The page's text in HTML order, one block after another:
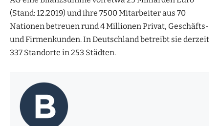
(Stand: 12.2019) und ihre 7500 Mitarbeiter aus 70
Nationen betreuen rund 4 Millionen Privat, Geschäfts-
und Firmenkunden. In Deutschland betreibt sie derzeit
337 Standorte in 253 Städten.